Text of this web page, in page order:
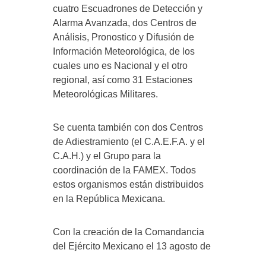
cuatro Escuadrones de Detección y
Alarma Avanzada, dos Centros de
Análisis, Pronostico y Difusión de
Información Meteorológica, de los
cuales uno es Nacional y el otro
regional, así como 31 Estaciones
Meteorológicas Militares.
Se cuenta también con dos Centros
de Adiestramiento (el C.A.E.F.A. y el
C.A.H.) y el Grupo para la
coordinación de la FAMEX. Todos
estos organismos están distribuidos
en la República Mexicana.
Con la creación de la Comandancia
del Ejército Mexicano el 13 agosto de